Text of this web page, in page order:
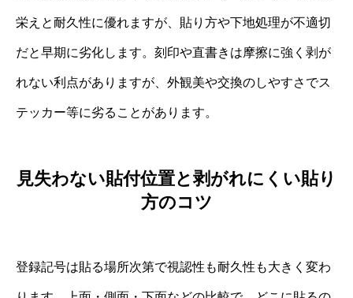
栄えと耐久性に優れますが、貼り方や下地処理が不適切
だと早期に劣化します。刻印や直書きは摩擦に強く剥が
れない利点がありますが、外観美や交換のしやすさでス
テッカー等に劣ることがあります。
見失わない貼付位置と剥がれにくい貼り
方のコツ
登録記号は貼る場所次第で視認性も耐久性も大きく変わ